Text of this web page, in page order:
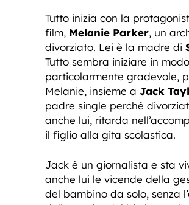
Tutto inizia con la
film, Melanie Parker, un
divorziato. Lei è la madre di
Tutto sembra iniziare in
particolarmente gradevole,
Melanie, insieme a Jack
padre single perché
anche lui, ritarda
il figlio alla gita scolastica.
Jack è un giornalista e sta
anche lui le vicende della
del bambino da solo, senza